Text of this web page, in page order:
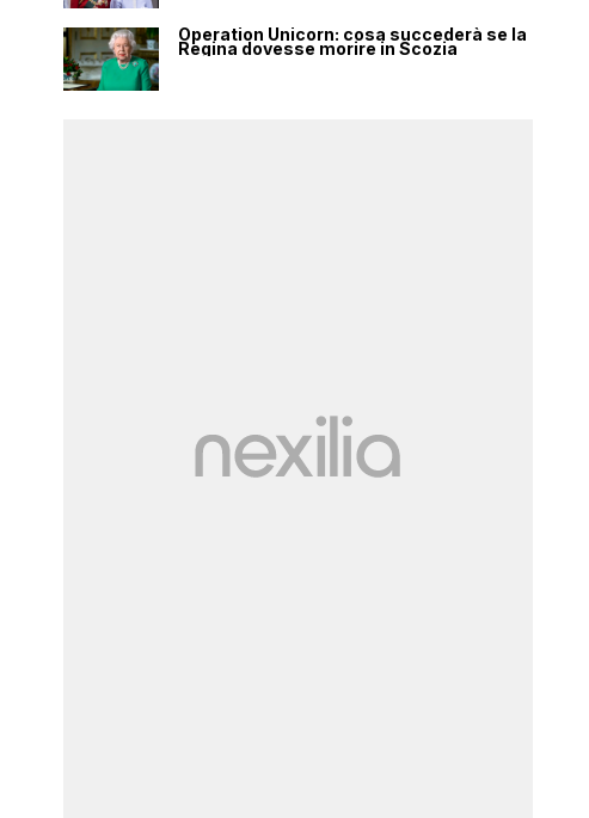
Operation Unicorn: cosa succederà se la
Regina dovesse morire in Scozia